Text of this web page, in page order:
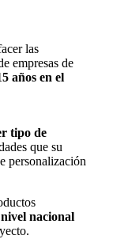
las
empresas de
años en el
tipo de
que su
personalización
nacional